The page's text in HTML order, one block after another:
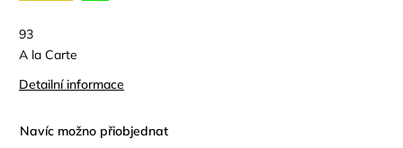
93
A la Carte
Detailní informace
Navíc možno přiobjednat